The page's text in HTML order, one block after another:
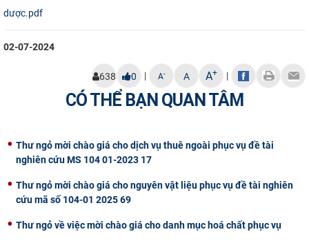
dược.pdf
02-07-2024
638 0 | A- A A+ |
CÓ THỂ BẠN QUAN TÂM
Thư ngỏ mời chào giá cho dịch vụ thuê ngoài phục vụ đề tài
nghiên cứu MS 104 01-2023 17
Thư ngỏ mời chào giá cho nguyên vật liệu phục vụ đề tài nghiên
cứu mã số 104-01 2025 69
Thư ngỏ về việc mời chào giá cho danh mục hoá chất phục vụ